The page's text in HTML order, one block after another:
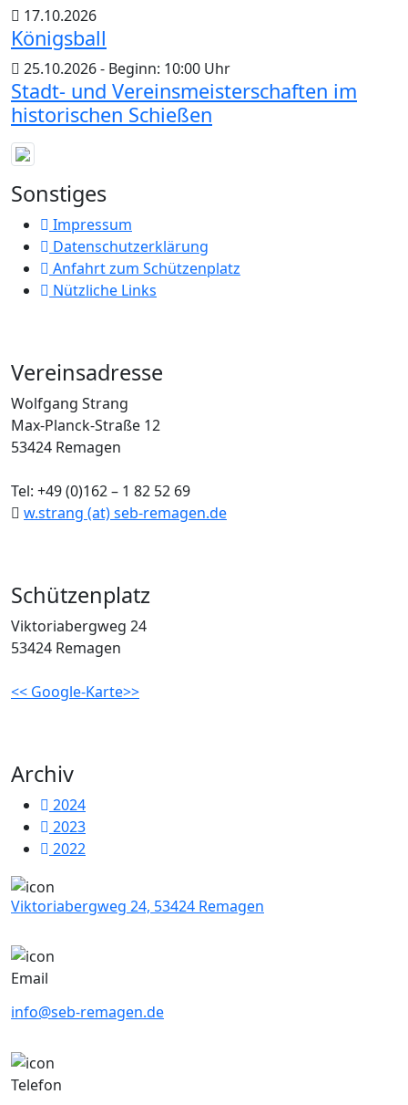
17.10.2026
Königsball
25.10.2026 - Beginn: 10:00 Uhr
Stadt- und Vereinsmeisterschaften im
historischen Schießen
Sonstiges
Impressum
Datenschutzerklärung
Anfahrt zum Schützenplatz
Nützliche Links
Vereinsadresse
Wolfgang Strang
Max-Planck-Straße 12
53424 Remagen
Tel: +49 (0)162 – 1 82 52 69
w.strang (at) seb-remagen.de
Schützenplatz
Viktoriabergweg 24
53424 Remagen
<< Google-Karte>>
Archiv
2024
2023
2022
Viktoriabergweg 24, 53424 Remagen
Email
info@seb-remagen.de
Telefon